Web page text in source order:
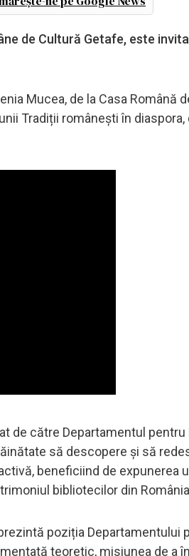
de Cultură Getafe, este
Mucea, de la Casa Română
Tradiții românești în
de către Departamentul
să descopere și să
beneficiind de expunerea
bibliotecilor din
poziția Departamentului
teoretic, misiunea de a